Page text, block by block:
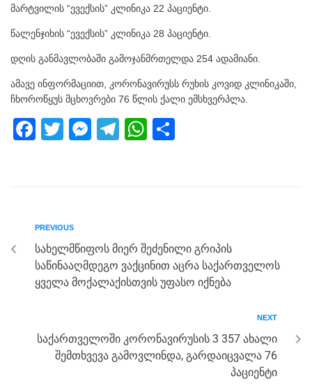
მარტვილის “ევექსის” კლინიკა 22 პაციენტი.
წალენჯიხის “ევექსის” კლინიკა 28 პაციენტი.
დღის განმავლობაში გამოჯანმრთელდა 254 ადამიანი.
ამავე ინფორმაციით, კორონავირუსს რუხის კოვიდ კლინიკაში,
ჩხოროწყუს მცხოვრები 76 წლის ქალი ემსხვერპლა.
F
b
o
o
k
T
M
g
er
T
m
W
p
p
PREVIOUS
სახელმწიფოს მიერ შეძენილი გრიპის
საწინააღმდეგო ვაქცინით აცრა საქართველოს
ყველა მოქალაქისთვის უფასო იქნება
NEXT
საქართველოში კორონავირუსის 3 357 ახალი
შემთხვევა გამოვლინდა, გარდაიცვალა 76
პაციენტი